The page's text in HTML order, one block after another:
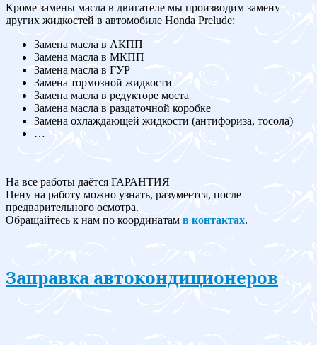
Кроме замены масла в двигателе мы производим замену
других жидкостей в автомобиле Honda Prelude:
Замена масла в АКПП
Замена масла в МКПП
Замена масла в ГУР
Замена тормозной жидкости
Замена масла в редукторе моста
Замена масла в раздаточной коробке
Замена охлаждающей жидкости (антифориза, тосола)
…
На все работы даётся ГАРАНТИЯ
Цену на работу можно узнать, разумеется, после
предварительного осмотра.
Обращайтесь к нам по координатам в контактах.
Заправка автокондиционеров